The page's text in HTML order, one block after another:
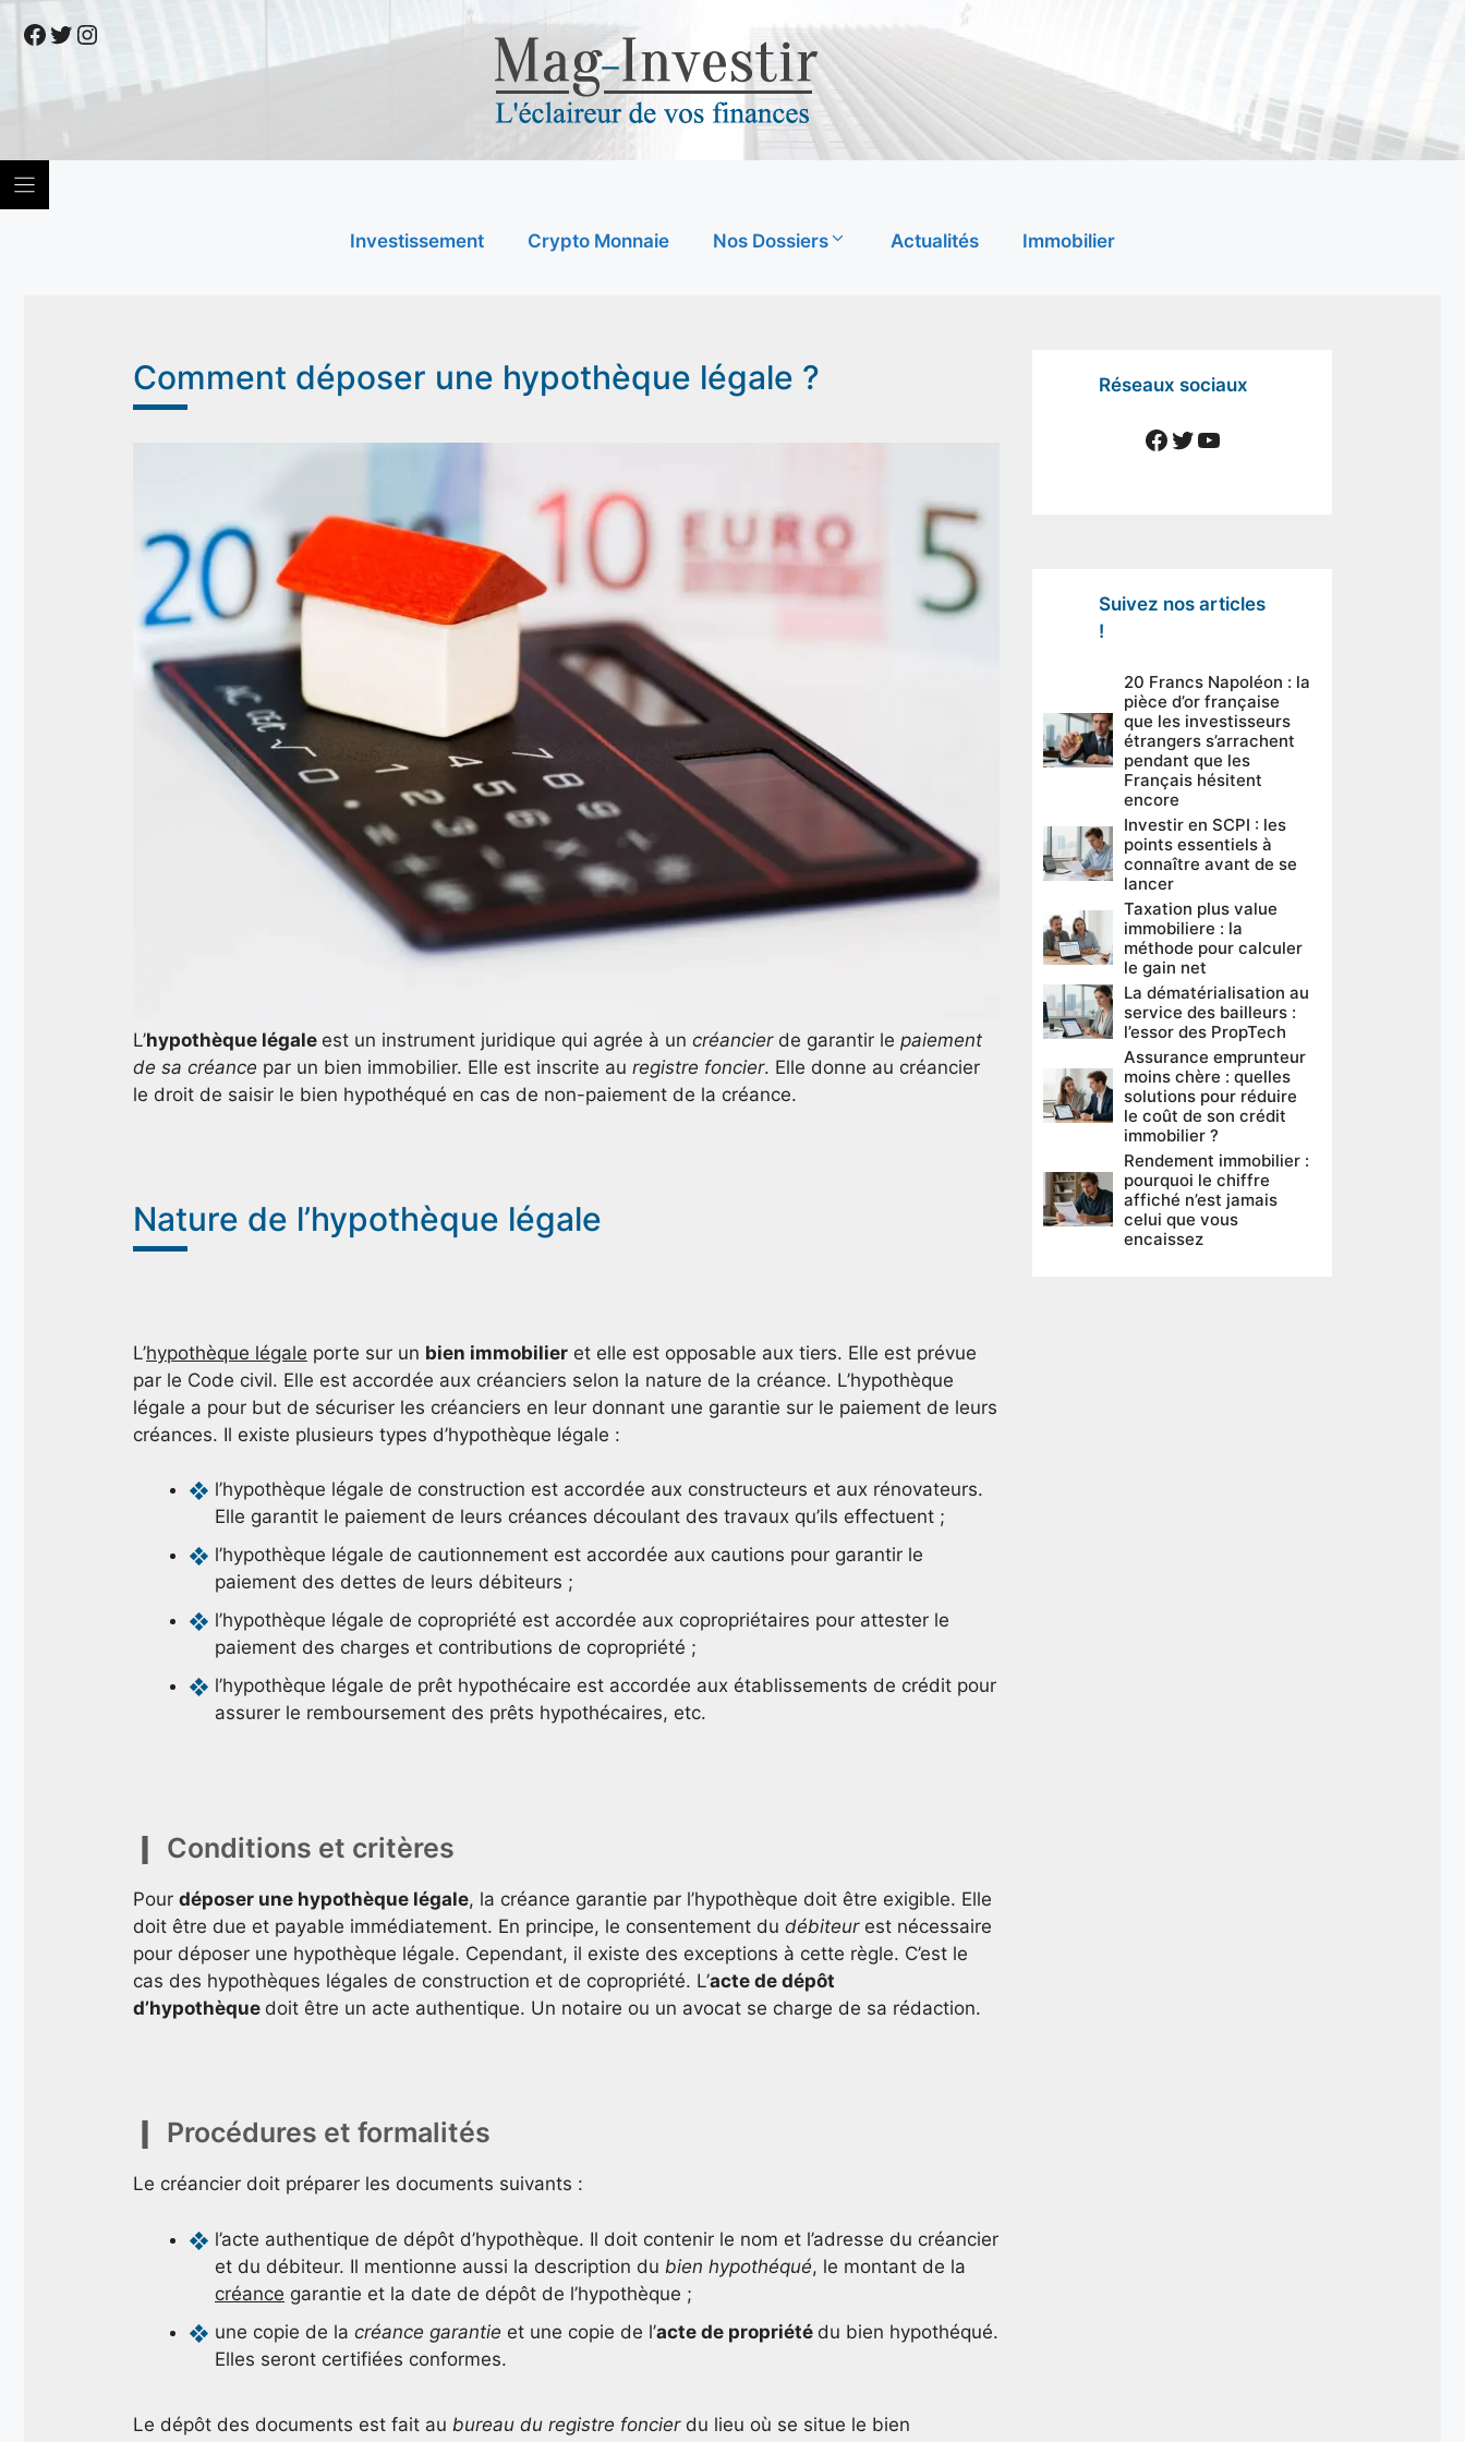
Facebook
Twitter
Instagram
Investissement Crypto Monnaie Nos Dossiers Actualités Immobilier
Comment déposer une hypothèque légale ?
L’hypothèque légale est un instrument juridique qui agrée à un créancierde garantir le paiement
de sa créance par un bien immobilier. Elle est inscrite au registre foncier. Elle donne au créancier
le droit de saisir le bien hypothéqué en cas de non-paiement de la créance.
Nature de l’hypothèque légale
L’hypothèque légale porte sur un bien immobilier et elle est opposable aux tiers. Elle est prévue
par le Code civil. Elle est accordée aux créanciers selon la nature de la créance. L’hypothèque
légale a pour but de sécuriser les créanciers en leur donnant une garantie sur le paiement de leurs
créances. Il existe plusieurs types d’hypothèque légale :
l’hypothèque légale de construction est accordée aux constructeurs et aux rénovateurs.
Elle garantit le paiement de leurs créances découlant des travaux qu’ils effectuent ;
l’hypothèque légale de cautionnement est accordée aux cautions pour garantir le
paiement des dettes de leurs débiteurs ;
l’hypothèque légale de copropriété est accordée aux copropriétaires pour attester le
paiement des charges et contributions de copropriété ;
l’hypothèque légale de prêt hypothécaire est accordée aux établissements de crédit pour
assurer le remboursement des prêts hypothécaires, etc.
Conditions et critères
Pour déposer une hypothèque légale, la créance garantie par l’hypothèque doit être exigible. Elle
doit être due et payable immédiatement. En principe, le consentement du débiteurest nécessaire
pour déposer une hypothèque légale. Cependant, il existe des exceptions à cette règle. C’est le
cas des hypothèques légales de construction et de copropriété. L’acte de dépôt
d’hypothèque doit être un acte authentique. Un notaire ou un avocat se charge de sa rédaction.
Procédures et formalités
Le créancier doit préparer les documents suivants :
l’acte authentique de dépôt d’hypothèque. Il doit contenir le nom et l’adresse du créancier
et du débiteur. Il mentionne aussi la description du bien hypothéqué, le montant de la
créance garantie et la date de dépôt de l’hypothèque ;
une copie de la créance garantie et une copie de l’acte de propriété du bien hypothéqué.
Elles seront certifiées conformes.
Le dépôt des documents est fait au bureau du registre foncierdu lieu où se situe le bien
Réseaux sociaux
Facebook
Twitter
YouTube
Suivez nos articles
!
20 Francs Napoléon : la
pièce d’or française
que les investisseurs
étrangers s’arrachent
pendant que les
Français hésitent
encore
Investir en SCPI : les
points essentiels à
connaître avant de se
lancer
Taxation plus value
immobiliere : la
méthode pour calculer
le gain net
La dématérialisation au
service des bailleurs :
l’essor des PropTech
Assurance emprunteur
moins chère : quelles
solutions pour réduire
le coût de son crédit
immobilier ?
Rendement immobilier :
pourquoi le chiffre
affiché n’est jamais
celui que vous
encaissez